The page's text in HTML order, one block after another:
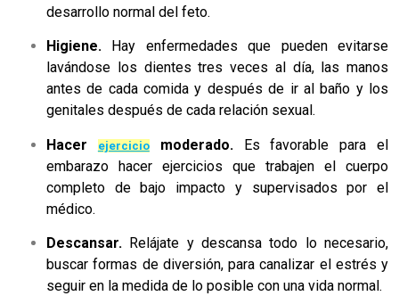
desarrollo normal del feto.
Higiene.
Hay enfermedades que pueden evitarse
lavándose los dientes tres veces al día, las manos
antes de cada comida y después de ir al baño y los
genitales después de cada relación sexual.
Hacer ejercicio moderado. Es favorable para el
embarazo hacer ejercicios que trabajen el cuerpo
completo de bajo impacto y supervisados por el
médico.
Descansar. Relájate y descansa todo lo necesario,
buscar formas de diversión, para canalizar el estrés y
seguir en la medida de lo posible con una vida normal.